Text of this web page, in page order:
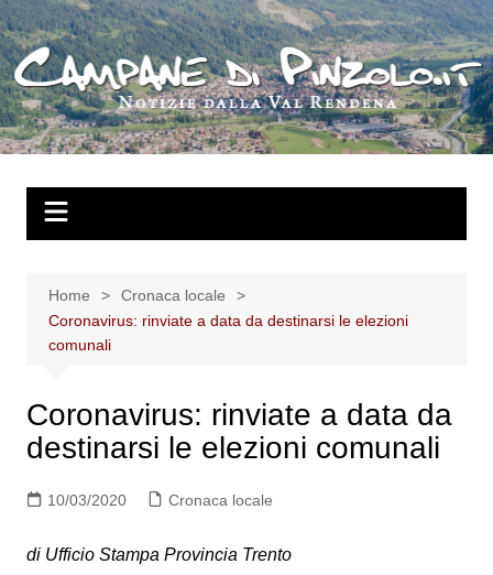
Salta
al
contenuto
Home
Cronaca locale
Coronavirus: rinviate a data da destinarsi le elezioni
comunali
Coronavirus: rinviate a data da
destinarsi le elezioni comunali
10/03/2020 Cronaca locale
di Ufficio Stampa Provincia Trento